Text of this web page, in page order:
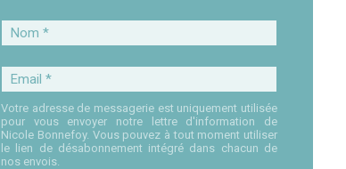
Nom
*
Email
*
Votre adresse de messagerie est uniquement utilisée
pour vous envoyer notre lettre d'information de
Nicole Bonnefoy. Vous pouvez à tout moment utiliser
le lien de désabonnement intégré dans chacun de
nos envois.